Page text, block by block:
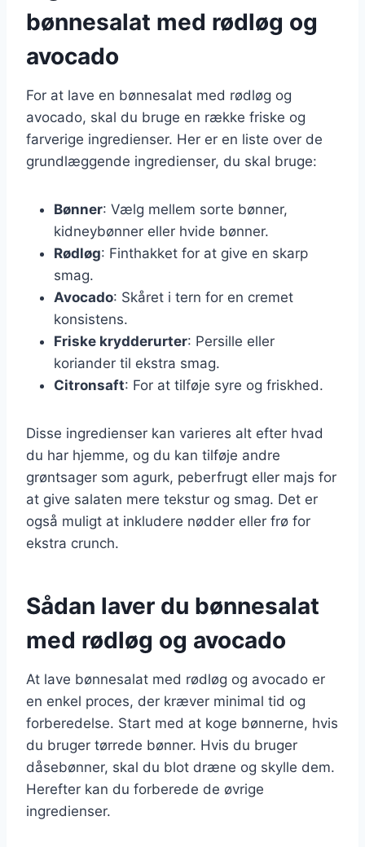
bønnesalat med rødløg og
avocado
For at lave en bønnesalat med rødløg og
avocado, skal du bruge en række friske og
farverige ingredienser. Her er en liste over de
grundlæggende ingredienser, du skal bruge:
Bønner: Vælg mellem sorte bønner,
kidneybønner eller hvide bønner.
Rødløg: Finthakket for at give en skarp
smag.
Avocado: Skåret i tern for en cremet
konsistens.
Friske krydderurter: Persille eller
koriander til ekstra smag.
Citronsaft: For at tilføje syre og friskhed.
Disse ingredienser kan varieres alt efter hvad
du har hjemme, og du kan tilføje andre
grøntsager som agurk, peberfrugt eller majs for
at give salaten mere tekstur og smag. Det er
også muligt at inkludere nødder eller frø for
ekstra crunch.
Sådan laver du bønnesalat
med rødløg og avocado
At lave bønnesalat med rødløg og avocado er
en enkel proces, der kræver minimal tid og
forberedelse. Start med at koge bønnerne, hvis
du bruger tørrede bønner. Hvis du bruger
dåsebønner, skal du blot dræne og skylle dem.
Herefter kan du forberede de øvrige
ingredienser.